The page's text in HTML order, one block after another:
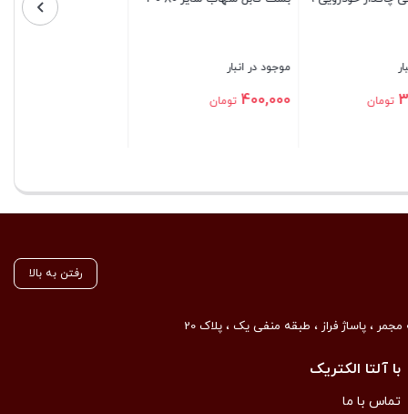
رفتن به بالا
، پاساژ فراز ، طبقه منفی یک ، پلاک 20
با آلتا الکتریک
تماس با ما